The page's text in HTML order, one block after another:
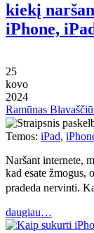
kiekį
iPhone,
25
kovo
2024
Ramūnas
Temos: iPad,
Naršant internete,
kad esate
pradeda nervinti.
daugiau…